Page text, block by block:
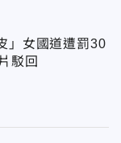
」女國道遭罰30
駁回